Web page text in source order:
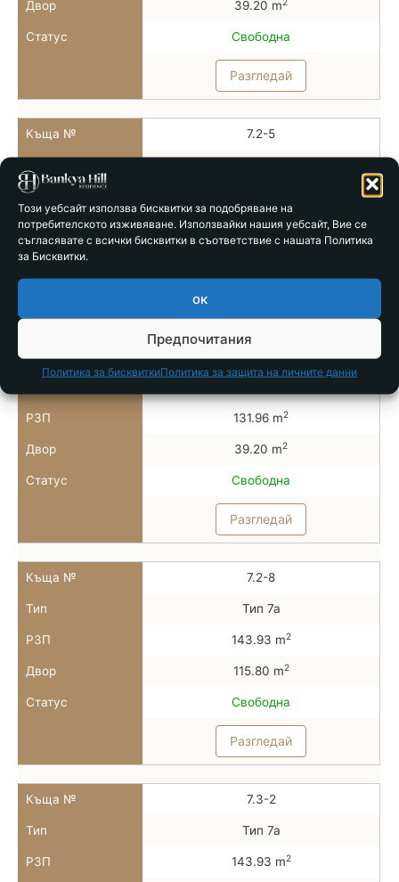
Този уебсайт използва бисквитки за подобряване на
потребителското изживяване. Използвайки нашия уебсайт, Вие се
съгласявате с всички бисквитки в съответствие с нашата Политика
за Бисквитки.
ок
Предпочитания
Политика за бисквиткиПолитика за защита на личните данни
Двор 39.20 m
Статус Свободна
Разгледай
Къща № 7.2-5
РЗП
Двор 28.00 m 2
Статус
Къща № 7.2-6
РЗП 131.96 m2
Двор 39.20 m2
Статус Свободна
Разгледай
Къща № 7.2-8
Тип Тип 7а
РЗП 143.93 m2
Двор 115.80 m2
Статус Свободна
Разгледай
Къща № 7.3-2
Тип Тип 7а
РЗП 143.93 m2